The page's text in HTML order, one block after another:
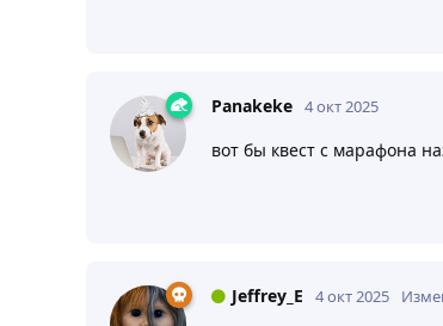
Panakeke 4 окт 2025
вот бы квест с марафона
Jeffrey_E 4 окт 2025